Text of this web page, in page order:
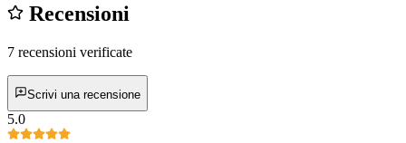
Recensioni
7 recensioni verificate
Scrivi una recensione
5.0